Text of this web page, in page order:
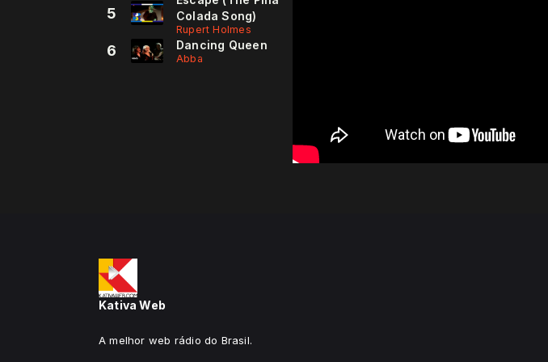
5
Colada Song)
Rupert Holmes
6 Dancing Queen
Abba
Kativa Web
A melhor web rádio do Brasil.